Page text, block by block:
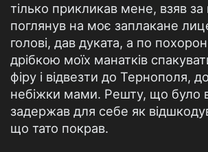
тілько прикликав мене, взяв за
поглянув на моє заплакане
голові, дав дуката, а по
дрібкою моїх манатків
фіру і відвезти до Тернополя,
небіжки мами. Решту, що було
задержав для себе як
що тато покрав.